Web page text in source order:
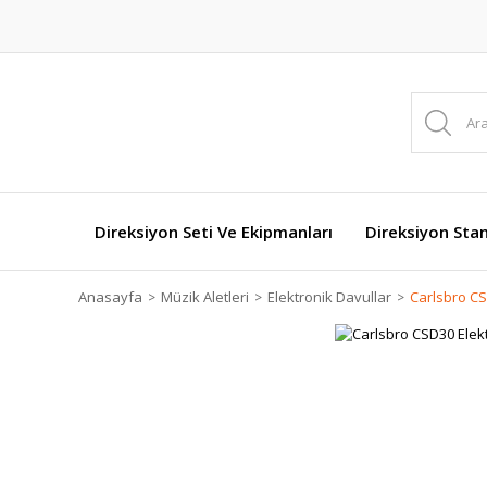
Direksiyon Seti Ve Ekipmanları Direksiyon
Anasayfa Müzik Aletleri Elektronik Davullar Carlsbro